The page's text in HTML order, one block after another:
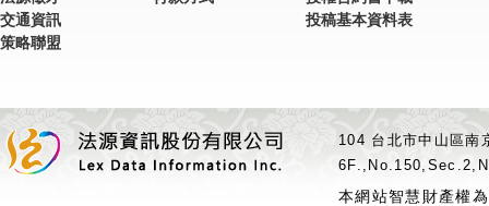
交通資訊
策略聯盟
投稿基本資料表
104 台北市中山區
本網站智慧財產權